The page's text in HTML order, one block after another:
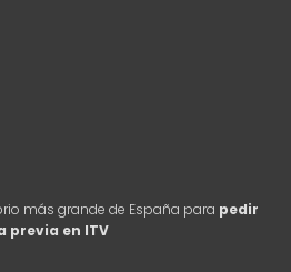
más grande de España para pedir
previa en ITV